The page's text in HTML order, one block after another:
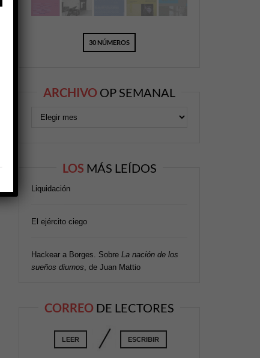
30 NÚMEROS
ARCHIVO OP SEMANAL
LOS MÁS LEÍDOS
Liquidación
El ejército ciego
Hackear a Borges. Sobre La nación de los
sueños diurnos , de Juan Mattio
CORREO DE LECTORES
LEER ESCRIBIR